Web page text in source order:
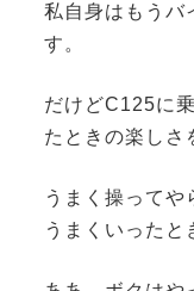
私自身はもうバ
す。
だけどC125に
たときの楽しさ
うまく操ってや
うまくいったと